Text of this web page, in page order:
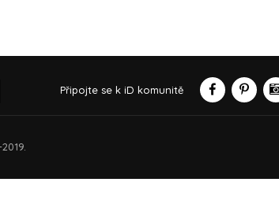
Připojte se k iD komunitě